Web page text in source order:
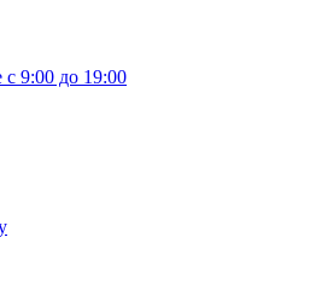
с 9:00 до 19:00